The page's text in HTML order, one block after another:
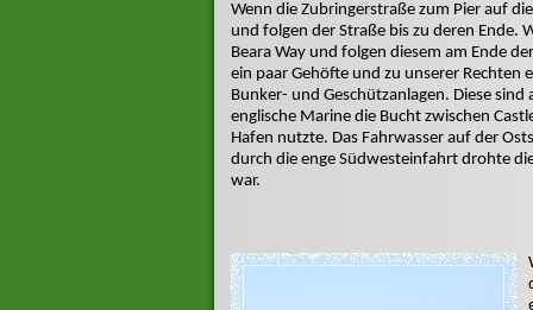
Wenn die Zubringerstraße zum Pier auf
und folgen der Straße bis zu deren Ende.
Beara Way und folgen diesem am Ende
ein paar Gehöfte und zu unserer Rechten
Bunker- und Geschützanlagen. Diese sind
englische Marine die Bucht zwischen
Hafen nutzte. Das Fahrwasser auf der
durch die enge Südwesteinfahrt drohte
war.